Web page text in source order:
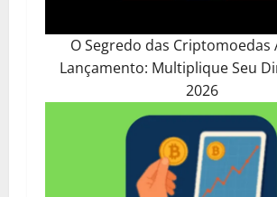
O Segredo das Criptomoedas
Lançamento: Multiplique Seu
2026